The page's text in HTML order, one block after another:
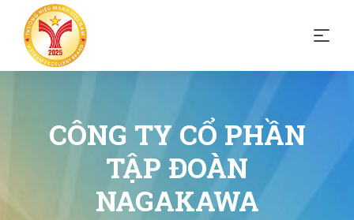
CÔNG TY CỔ PHẦN
TẬP ĐOÀN
NAGAKAWA